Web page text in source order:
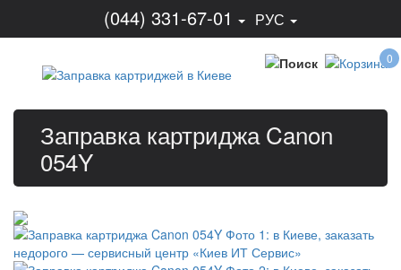
(044) 331-67-01 РУС
0
Заправка картриджа Canon
054Y